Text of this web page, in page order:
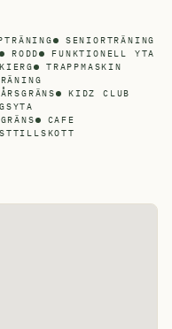
SENIORTRÄNING
RODD
FUNKTIONELL YTA
TRAPPMASKIN
KIDZ CLUB
CAFE